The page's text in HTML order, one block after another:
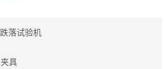
落试验机
具